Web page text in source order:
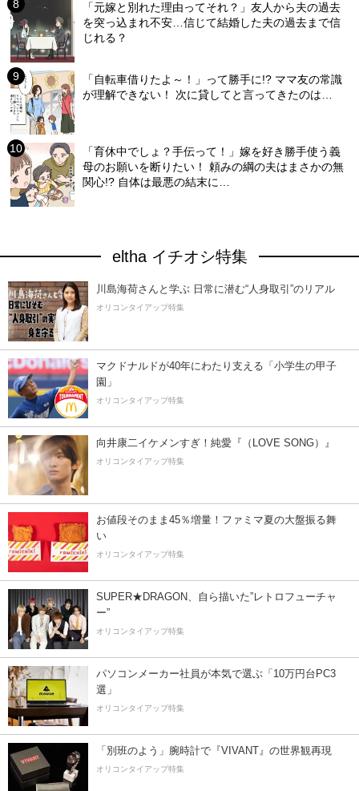
「元嫁と別れた理由ってそれ？」友人から夫の過去
を突っ込まれ不安…信じて結婚した夫の過去まで信
じれる？
「自転車借りたよ～！」って勝手に!? ママ友の常識
が理解できない！ 次に貸してと言ってきたのは…
「育休中でしょ？手伝って！」嫁を好き勝手使う義
母のお願いを断りたい！ 頼みの綱の夫はまさかの無
関心!? 自体は最悪の結末に…
eltha イチオシ特集
川島海荷さんと学ぶ 日常に潜む“人身取引”のリアル
オリコンタイアップ特集
マクドナルドが40年にわたり支える「小学生の甲子
園」
オリコンタイアップ特集
向井康二イケメンすぎ！純愛『（LOVE SONG）』
オリコンタイアップ特集
お値段そのまま45％増量！ファミマ夏の大盤振る舞
い
オリコンタイアップ特集
SUPER★DRAGON、自ら描いた”レトロフューチャ
ー”
オリコンタイアップ特集
パソコンメーカー社員が本気で選ぶ「10万円台PC3
選」
オリコンタイアップ特集
「別班のよう」腕時計で『VIVANT』の世界観再現
オリコンタイアップ特集